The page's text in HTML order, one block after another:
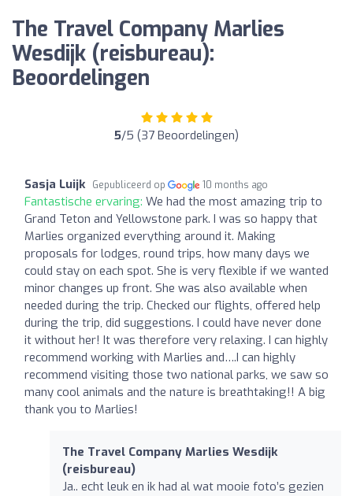
The Travel Company Marlies
Wesdijk (reisbureau):
Beoordelingen
5/5 (37 Beoordelingen)
Sasja Luijk Gepubliceerd op 10 months ago
Fantastische ervaring: We had the most amazing trip to
Grand Teton and Yellowstone park. I was so happy that
Marlies organized everything around it. Making
proposals for lodges, round trips, how many days we
could stay on each spot. She is very flexible if we wanted
minor changes up front. She was also available when
needed during the trip. Checked our flights, offered help
during the trip, did suggestions. I could have never done
it without her! It was therefore very relaxing. I can highly
recommend working with Marlies and….I can highly
recommend visiting those two national parks, we saw so
many cool animals and the nature is breathtaking!! A big
thank you to Marlies!
The Travel Company Marlies Wesdijk
(reisbureau)
Ja.. echt leuk en ik had al wat mooie foto’s gezien